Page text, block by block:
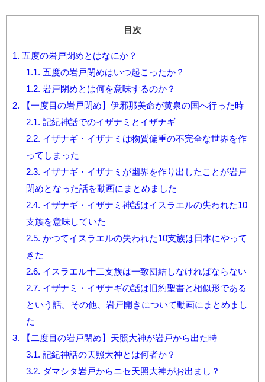
目次
1.
五度の岩戸閉めとはなにか？
1.1.
五度の岩戸閉めはいつ起こったか？
1.2. 岩戸閉めとは何を意味するのか？
2.
【一度目の岩戸閉め】伊邪那美命が黄泉の国へ行った時
2.1.
記紀神話でのイザナミとイザナギ
2.2. イザナギ・イザナミは物質偏重の不完全な世界を作
ってしまった
2.3. イザナギ・イザナミが幽界を作り出したことが岩戸
閉めとなった話を動画にまとめました
2.4. イザナギ・イザナミ神話はイスラエルの失われた10
支族を意味していた
2.5. かつてイスラエルの失われた10支族は日本にやって
きた
2.6. イスラエル十二支族は一致団結しなければならない
2.7. イザナミ・イザナギの話は旧約聖書と相似形である
という話。その他、岩戸開きについて動画にまとめまし
た
3.
【二度目の岩戸閉め】天照大神が岩戸から出た時
3.1.
記紀神話の天照大神とは何者か？
3.2.
ダマシタ岩戸からニセ天照大神がお出まし？